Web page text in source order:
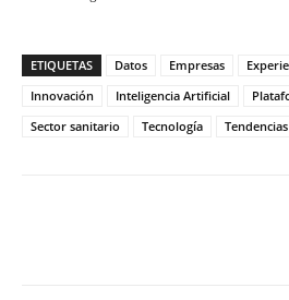
ETIQUETAS Datos Empresas
Innovación
Inteligencia Artificial
Sector sanitario
Tecnología Tendencias